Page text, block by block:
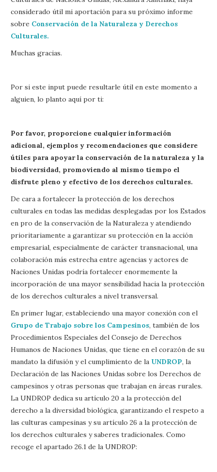
considerado útil mi aportación para su próximo informe
sobre Conservación de la Naturaleza y Derechos
Culturales.
Muchas gracias.
Por si este input puede resultarle útil en este momento a
alguien, lo planto aquí por ti:
Por favor, proporcione cualquier información
adicional, ejemplos y recomendaciones que considere
útiles para apoyar la conservación de la naturaleza y la
biodiversidad, promoviendo al mismo tiempo el
disfrute pleno y efectivo de los derechos culturales.
De cara a fortalecer la protección de los derechos
culturales en todas las medidas desplegadas por los Estados
en pro de la conservación de la Naturaleza y atendiendo
prioritariamente a garantizar su protección en la acción
empresarial, especialmente de carácter transnacional, una
colaboración más estrecha entre agencias y actores de
Naciones Unidas podría fortalecer enormemente la
incorporación de una mayor sensibilidad hacia la protección
de los derechos culturales a nivel transversal.
En primer lugar, estableciendo una mayor conexión con el
Grupo de Trabajo sobre los Campesinos, también de los
Procedimientos Especiales del Consejo de Derechos
Humanos de Naciones Unidas, que tiene en el corazón de su
mandato la difusión y el cumplimiento de la UNDROP, la
Declaración de las Naciones Unidas sobre los Derechos de
campesinos y otras personas que trabajan en áreas rurales.
La UNDROP dedica su artículo 20 a la protección del
derecho a la diversidad biológica, garantizando el respeto a
las culturas campesinas y su artículo 26 a la protección de
los derechos culturales y saberes tradicionales. Como
recoge el apartado 26.1 de la UNDROP: